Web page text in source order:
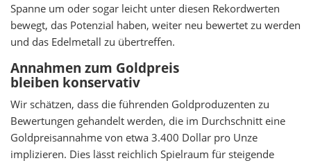
Spanne um oder sogar leicht unter diesen Rekordwerten
bewegt, das Potenzial haben, weiter neu bewertet zu werden
und das Edelmetall zu übertreffen.
Annahmen zum Goldpreis
bleiben konservativ
Wir schätzen, dass die führenden Goldproduzenten zu
Bewertungen gehandelt werden, die im Durchschnitt eine
Goldpreisannahme von etwa 3.400 Dollar pro Unze
implizieren. Dies lässt reichlich Spielraum für steigende